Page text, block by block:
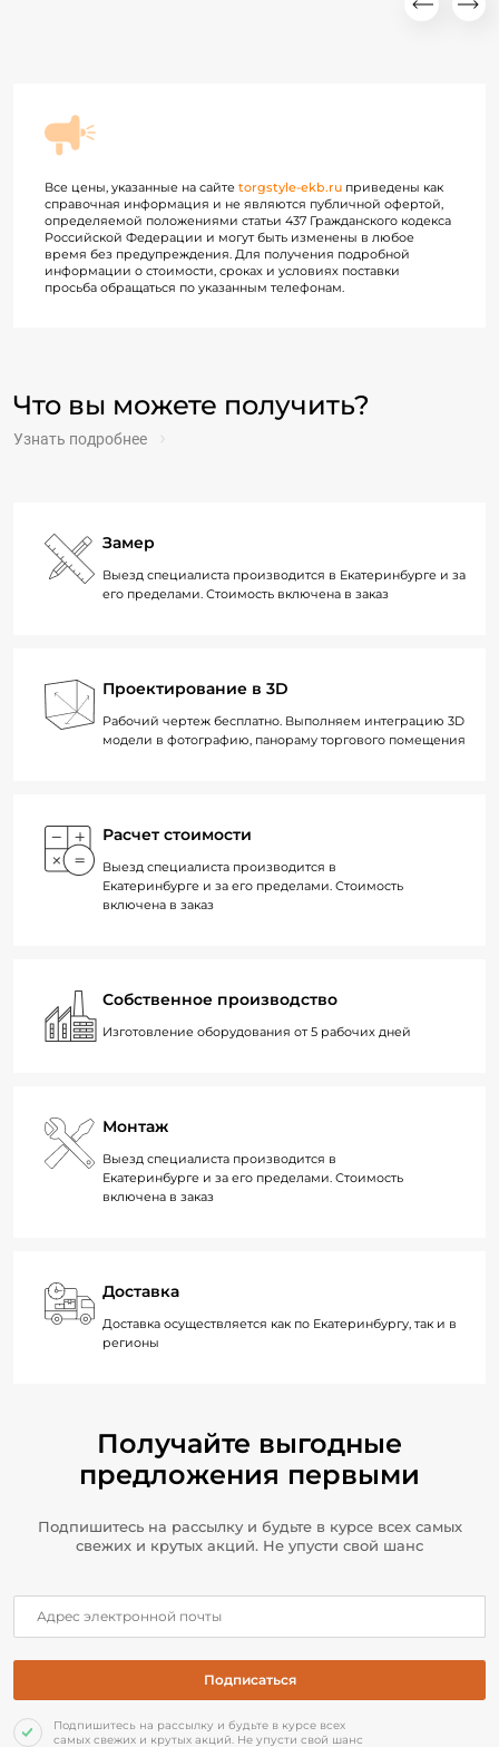
Все цены, указанные на сайте torgstyle-ekb.ru приведены как
справочная информация и не являются публичной офертой,
определяемой положениями статьи 437 Гражданского кодекса
Российской Федерации и могут быть изменены в любое
время без предупреждения. Для получения подробной
информации о стоимости, сроках и условиях поставки
просьба обращаться по указанным телефонам.
Что вы можете получить?
Узнать подробнее
Замер
Выезд специалиста производится в Екатеринбурге и за
его пределами. Стоимость включена в заказ
Проектирование в 3D
Рабочий чертеж бесплатно. Выполняем интеграцию 3D
модели в фотографию, панораму торгового помещения
Расчет стоимости
Выезд специалиста производится в
Екатеринбурге и за его пределами. Стоимость
включена в заказ
Собственное производство
Изготовление оборудования от 5 рабочих дней
Монтаж
Выезд специалиста производится в
Екатеринбурге и за его пределами. Стоимость
включена в заказ
Доставка
Доставка осуществляется как по Екатеринбургу, так и в
регионы
Получайте выгодные
предложения первыми
Подпишитесь на рассылку и будьте в курсе всех самых
свежих и крутых акций. Не упусти свой шанс
Подпишитесь на рассылку и будьте в курсе всех
самых свежих и крутых акций. Не упусти свой шанс